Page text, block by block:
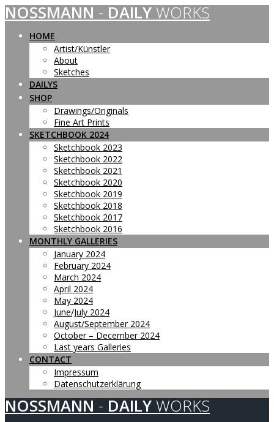
Skip
to
content
NOSSMANN - DAILY WORKS
HOME
Artist/Künstler
About
Sketches
DAILYS
SHOP
Drawings/Originals
Fine Art Prints
SKETCHBOOK 2024
Sketchbook 2023
Sketchbook 2022
Sketchbook 2021
Sketchbook 2020
Sketchbook 2019
Sketchbook 2018
Sketchbook 2017
Sketchbook 2016
MONTHLY GALLERIES
January 2024
February 2024
March 2024
April 2024
May 2024
June/July 2024
August/September 2024
October – December 2024
Last years Galleries
CONTACT
Impressum
Datenschutzerklärung
NOSSMANN - DAILY WORKS